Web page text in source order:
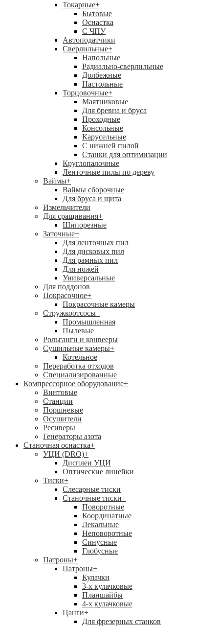
Токарные+
Бытовые
Оснастка
С ЧПУ
Автоподатчики
Сверлильные+
Напольные
Радиально-сверлильные
Долбежные
Настольные
Торцовочные+
Маятниковые
Для бревна и бруса
Проходные
Консольные
Карусельные
С нижней пилой
Станки для оптимизации
Круглопалочные
Ленточные пилы по дереву
Ваймы+
Ваймы сборочные
Для бруса и щита
Измельчители
Для сращивания+
Шипорезные
Заточные+
Для ленточных пил
Для дисковых пил
Для рамных пил
Для ножей
Универсальные
Для поддонов
Покрасочное+
Покрасочные камеры
Стружкоотсосы+
Промышленная
Пылевые
Рольганги и конвееры
Сушильные камеры+
Котельное
Переработка отходов
Специализированные
Компрессорное оборудование+
Винтовые
Станции
Поршневые
Осушители
Ресиверы
Генераторы азота
Станочная оснастка+
УЦИ (DRO)+
Дисплеи УЦИ
Оптические линейки
Тиски+
Слесарные тиски
Станочные тиски+
Поворотные
Координатные
Лекальные
Неповоротные
Синусные
Глобусные
Патроны+
Патроны+
Кулачки
3-х кулачковые
Планшайбы
4-х кулачковые
Цанги+
Для фрезерных станков